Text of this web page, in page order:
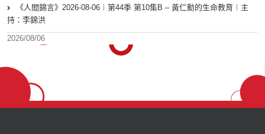
《人間錦言》2026-08-06︱第44季 第10集B – 黃仁勳的生命教育︱主
持：李錦洪
2026/08/06